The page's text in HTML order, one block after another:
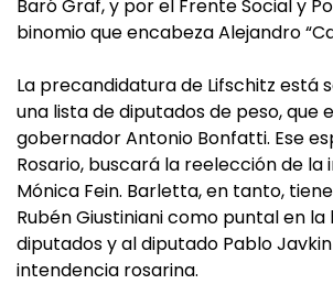
Baró Graf, y por el Frente Social y
binomio que encabeza Alejandro
La precandidatura de Lifschitz está
una lista de diputados de peso, que
gobernador Antonio Bonfatti. Ese
Rosario, buscará la reelección de
Mónica Fein. Barletta, en tanto,
Rubén Giustiniani como puntal en
diputados y al diputado Pablo
intendencia rosarina.